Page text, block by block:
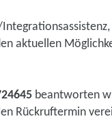
aktuellen
beantworten
Rückruftermin